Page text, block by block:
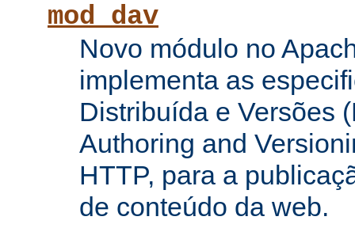
mod_dav
Novo módulo no
implementa as
Distribuída e Versões
Authoring and
HTTP, para a
de conteúdo da web.